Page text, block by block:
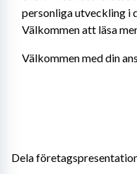
personliga utveckling i
Välkommen att läsa
Välkommen med din
Dela